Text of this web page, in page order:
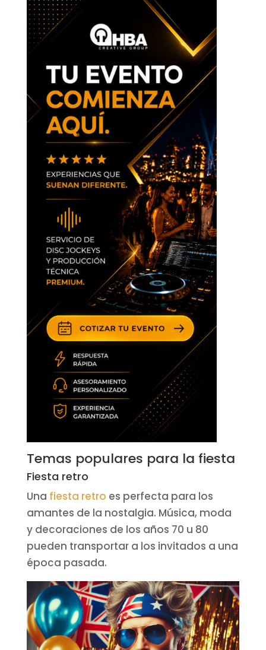
Temas populares para la fiesta
Fiesta retro
Una fiesta retro es perfecta para los
amantes de la nostalgia. Música, moda
y decoraciones de los años 70 u 80
pueden transportar a los invitados a una
época pasada.